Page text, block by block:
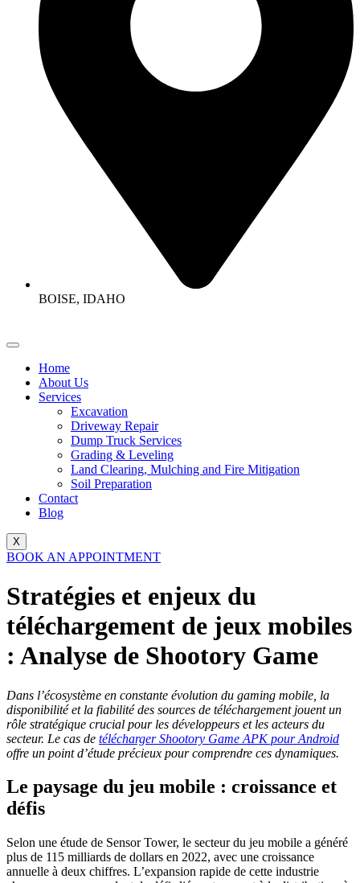
BOISE, IDAHO
Home
About Us
Services
Excavation
Driveway Repair
Dump Truck Services
Grading & Leveling
Land Clearing, Mulching and Fire Mitigation
Soil Preparation
Contact
Blog
X
BOOK AN APPOINTMENT
Stratégies et enjeux du
téléchargement de jeux mobiles
: Analyse de Shootory Game
Dans l’écosystème en constante évolution du gaming mobile, la
disponibilité et la fiabilité des sources de téléchargement jouent un
rôle stratégique crucial pour les développeurs et les acteurs du
secteur. Le cas de télécharger Shootory Game APK pour Android
offre un point d’étude précieux pour comprendre ces dynamiques.
Le paysage du jeu mobile : croissance et
défis
Selon une étude de Sensor Tower, le secteur du jeu mobile a généré
plus de 115 milliards de dollars en 2022, avec une croissance
annuelle à deux chiffres. L’expansion rapide de cette industrie